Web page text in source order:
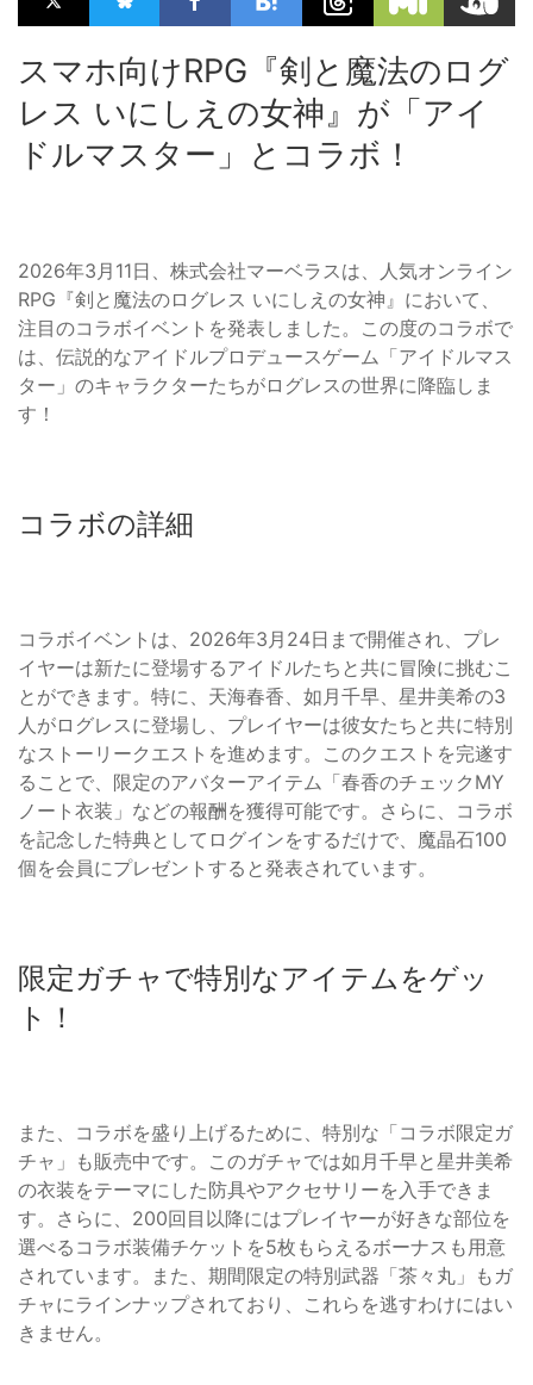
スマホ向けRPG『剣と魔法のログ
レス いにしえの女神』が「アイ
ドルマスター」とコラボ！
2026年3月11日、株式会社マーベラスは、人気オンライン
RPG『剣と魔法のログレス いにしえの女神』において、
注目のコラボイベントを発表しました。この度のコラボで
は、伝説的なアイドルプロデュースゲーム「アイドルマス
ター」のキャラクターたちがログレスの世界に降臨しま
す！
コラボの詳細
コラボイベントは、2026年3月24日まで開催され、プレ
イヤーは新たに登場するアイドルたちと共に冒険に挑むこ
とができます。特に、天海春香、如月千早、星井美希の3
人がログレスに登場し、プレイヤーは彼女たちと共に特別
なストーリークエストを進めます。このクエストを完遂す
ることで、限定のアバターアイテム「春香のチェックMY
ノート衣装」などの報酬を獲得可能です。さらに、コラボ
を記念した特典としてログインをするだけで、魔晶石100
個を会員にプレゼントすると発表されています。
限定ガチャで特別なアイテムをゲッ
ト！
また、コラボを盛り上げるために、特別な「コラボ限定ガ
チャ」も販売中です。このガチャでは如月千早と星井美希
の衣装をテーマにした防具やアクセサリーを入手できま
す。さらに、200回目以降にはプレイヤーが好きな部位を
選べるコラボ装備チケットを5枚もらえるボーナスも用意
されています。また、期間限定の特別武器「茶々丸」もガ
チャにラインナップされており、これらを逃すわけにはい
きません。